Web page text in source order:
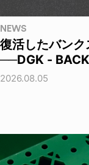
NEWS
復活したバンク
──DGK -
2026.08.05